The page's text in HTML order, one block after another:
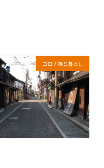
コロナ禍と暮らし